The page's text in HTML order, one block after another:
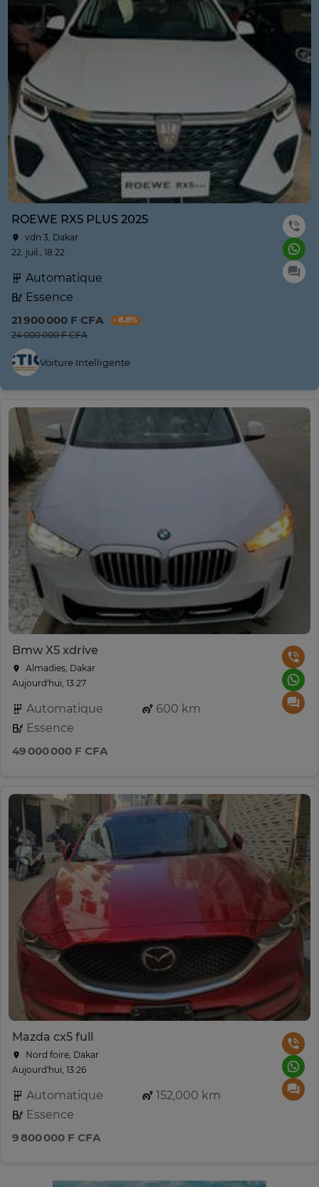
ROEWE RX5 PLUS 2025
vdn 3, Dakar
22. juil., 18:22
Automatique
Essence
21 900 000 F CFA
- 8.8%
24 000 000 F CFA
Voiture Intelligente
Bmw X5 xdrive
Almadies, Dakar
Aujourd'hui, 13:27
Automatique
600 km
Essence
49 000 000 F CFA
Mazda cx5 full
Nord foire, Dakar
Aujourd'hui, 13:26
Automatique
152,000 km
Essence
9 800 000 F CFA